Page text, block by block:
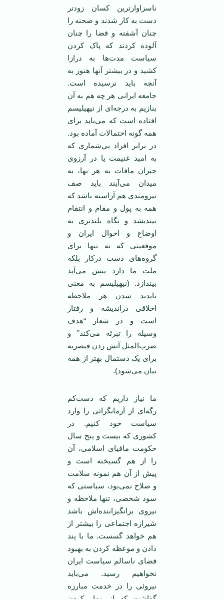
ناسزاوارترين کسان ‏زودتر
دست به کار شدند و صحنه را
چنان آشفته و فضا را چنان
آلوده کردند که پاک کردن
سياست مدت‌ها به ‏درازا
کشيد و در بيشتر آنها هنوز به
آنچه بايد نرسيده است.
جامعه ايرانی هر چه هم به آن
بنازيم به درجه‌ای ‏از نيهيليسم
افتاده است که می‌بايد برای
همه گونه احتمالات آماده بود.
در برابر افراد بي‌شماری که
به اميد ‏غنيمت يا در آرزوی
جبران مافات به هر بها، به
ميدان می‌آيند بايد صف
نيرومندی هم آراسته باشد که
همه به پول ‏و مقام و انتقام
نينديشد و نگاه بلندتری به
اوضاع و احوال ايران و
موقعيتی که نه تنها برای
گروه‌های دست ‏درکار بلکه
ملت ما دارد پيش می‌آيد
بيندازد. (نيهيليسم به معنی
ناپديد شدن هر ملاحظه
اخلاقی در‌انديشه و ‏رفتار
است و در شعار “هدف
وسيله را تبرئه می‌کند” و
ضرب‌المثل آتش زدن قيصريه
برای يک دستمال بهتر ‏از همه
بيان می‌شود).
ما نياز داريم که دست‌کم
رگه‌ای از آرمانگرائی را وارد
سياست خود کنيم. در
کشوری که بيست و پنج سال
‏حکومت مافيای اسلامی، آن
را از هم گسيخته است و
پيش از آن هم نمونه سلامت
و صلاح نمی‌بود، سياستی که
‏سود شخصی، تنها ملاحظه و
نيروی برانگيزاننده‌اش باشد
شيرازه اجتماعی را بیشتر از
هم خواهد گسست. ما ‏با پند
دادن و موعظه کردن به بهبود
فضای ناسالم سياست ايران
نخواهيم رسيد. می‌بايد
نيروئی را در خدمت ‏مبارزه